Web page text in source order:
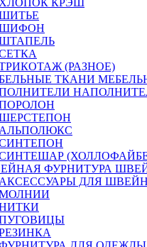
ХЛОПОК КРЭШ
(РАЗНОЕ)
АЛЬПОЛЮКС
АКСЕССУАРЫ ДЛЯ